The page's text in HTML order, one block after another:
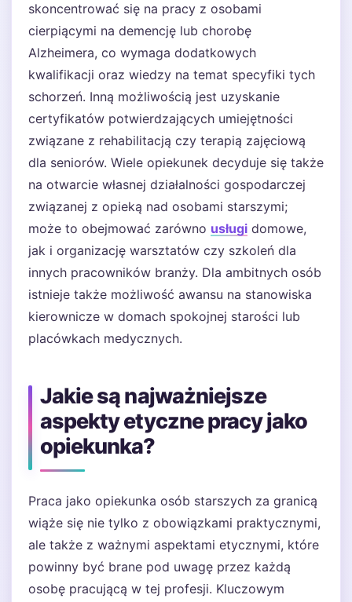
skoncentrować się na pracy z osobami
cierpiącymi na demencję lub chorobę
Alzheimera, co wymaga dodatkowych
kwalifikacji oraz wiedzy na temat specyfiki tych
schorzeń. Inną możliwością jest uzyskanie
certyfikatów potwierdzających umiejętności
związane z rehabilitacją czy terapią zajęciową
dla seniorów. Wiele opiekunek decyduje się także
na otwarcie własnej działalności gospodarczej
związanej z opieką nad osobami starszymi;
może to obejmować zarówno usługi domowe,
jak i organizację warsztatów czy szkoleń dla
innych pracowników branży. Dla ambitnych osób
istnieje także możliwość awansu na stanowiska
kierownicze w domach spokojnej starości lub
placówkach medycznych.
Jakie są najważniejsze
aspekty etyczne pracy jako
opiekunka?
Praca jako opiekunka osób starszych za granicą
wiąże się nie tylko z obowiązkami praktycznymi,
ale także z ważnymi aspektami etycznymi, które
powinny być brane pod uwagę przez każdą
osobę pracującą w tej profesji. Kluczowym